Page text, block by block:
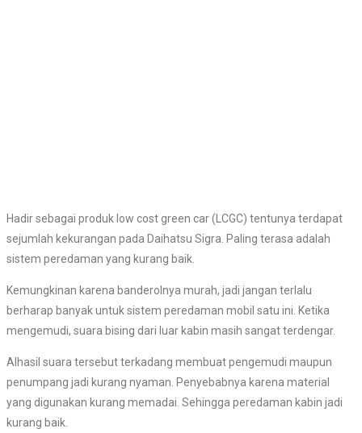
Hadir sebagai produk low cost green car (LCGC) tentunya terdapat
sejumlah kekurangan pada Daihatsu Sigra. Paling terasa adalah
sistem peredaman yang kurang baik.
Kemungkinan karena banderolnya murah, jadi jangan terlalu
berharap banyak untuk sistem peredaman mobil satu ini. Ketika
mengemudi, suara bising dari luar kabin masih sangat terdengar.
Alhasil suara tersebut terkadang membuat pengemudi maupun
penumpang jadi kurang nyaman. Penyebabnya karena material
yang digunakan kurang memadai. Sehingga peredaman kabin jadi
kurang baik.